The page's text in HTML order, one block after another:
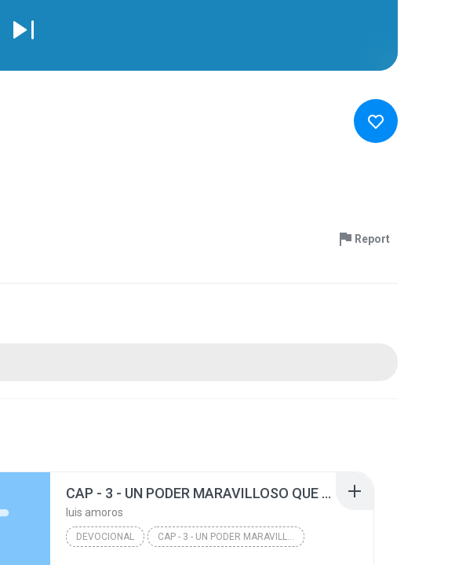
Report
CAP - 3 - UN PODER MARAVILLOSO QUE CONVENCE
luis amoros
DEVOCIONAL CAP - 3 - UN PODER MARAVILLOSO QUE CONVENCE